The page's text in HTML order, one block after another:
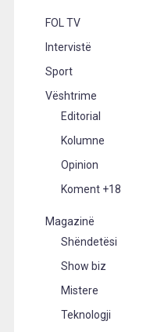
FOL TV
Intervistë
Sport
Vështrime
Editorial
Kolumne
Opinion
Koment +18
Magazinë
Shëndetësi
Show biz
Mistere
Teknologji